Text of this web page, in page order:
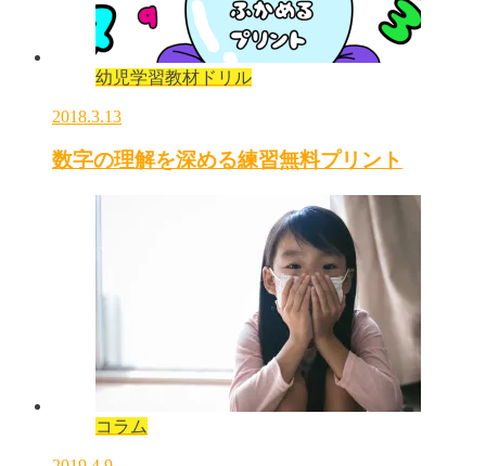
幼児学習教材ドリル
2018.3.13
数字の理解を深める練習無料プリント
コラム